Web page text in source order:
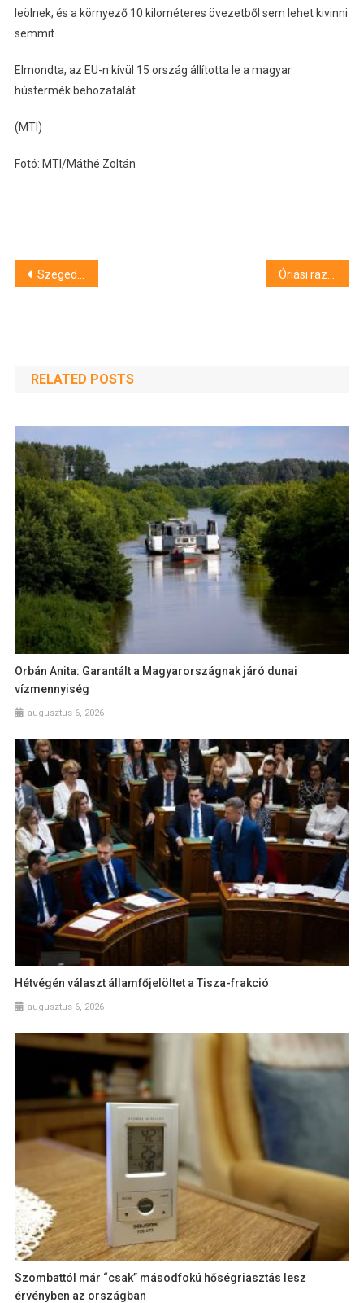
leölnek, és a környező 10 kilométeres övezetből sem lehet kivinni
semmit.
Elmondta, az EU-n kívül 15 ország állította le a magyar
hústermék behozatalát.
(MTI)
Fotó: MTI/Máthé Zoltán
Bejegyzés
Szegedi csapat a Demján Sándor Program szállítói között
RELATED POSTS
Orbán Anita: Garantált a Magyarországnak járó dunai
vízmennyiség
augusztus 6, 2026
Hétvégén választ államfőjelöltet a Tisza-frakció
augusztus 6, 2026
Szombattól már “csak” másodfokú hőségriasztás lesz
érvényben az országban